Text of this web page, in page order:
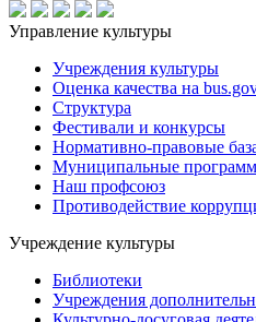
Управление культуры
Учреждения культуры
Оценка качества на
Структура
Фестивали и конкурсы
Нормативно-правовые
Муниципальные
Наш профсоюз
Противодействие
Учреждение культуры
Библиотеки
Учреждения